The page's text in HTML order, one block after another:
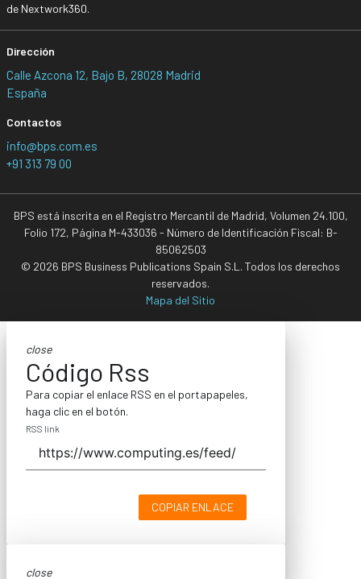
de Nextwork360.
Dirección
Calle Azcona 12, Bajo B, 28028 Madrid
España
Contactos
info@bps.com.es
+91 313 79 00
BPS está inscrita en el Registro Mercantil de Madrid, Volumen 24.100,
Folio 172, Página M-433036 - Número de Identificación Fiscal: B-
85062503
© 2026 BPS Business Publications Spain S.L. Todos los derechos
reservados.
Mapa del Sitio
close
Código Rss
Para copiar el enlace RSS en el portapapeles,
haga clic en el botón.
RSS link
COPIAR ENLACE
close